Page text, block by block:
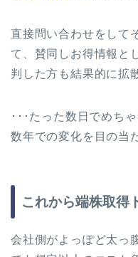
直接問い合わせをして
て、賛同しお得情報と
判した方も結果的に拡
･･･たった数日でめち
数年での変化を目の当
これから端株取得
会社側がよっぽど太っ